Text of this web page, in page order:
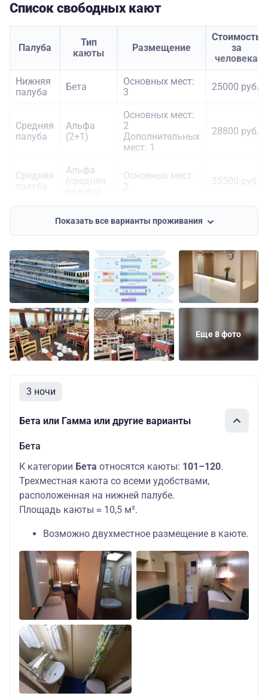
Список свободных кают
Палуба
Тип
каюты
Размещение
Стоимость
за
человека
Нижняя
палуба
Бета
Основных мест:
3
25000 руб.
Средняя
палуба
Альфа
(2+1)
Основных мест:
2
Дополнительных
мест: 1
28800 руб.
Средняя
Альфа
(средняя
Основных мест:
35500 руб.
2
Показать все варианты проживания
Еще 8 фото
3 ночи
Бета или Гамма или другие варианты
Бета
К категории Бета относятся каюты: 101–120.
Трехместная каюта со всеми удобствами,
расположенная на нижней палубе.
Площадь каюты ≈ 10,5 м².
Возможно двухместное размещение в каюте.